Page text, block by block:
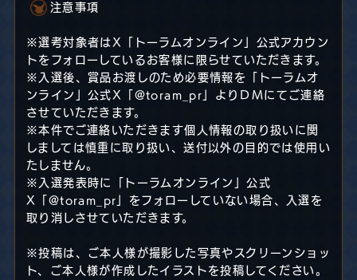
注意事項
※選考対象者はX「トーラムオンライン」公式アカウン
トをフォローしているお客様に限らせていただきます。
※入選後、賞品お渡しのため必要情報を「トーラムオ
ンライン」公式X「@toram_pr」よりＤＭにてご連絡
させていただきます。
※本件でご連絡いただきます個人情報の取り扱いに関
しましては慎重に取り扱い、送付以外の目的では使用い
たしません。
※入選発表時に「トーラムオンライン」公式
X「@toram_pr」をフォローしていない場合、入選を
取り消しさせていただきます。
※投稿は、ご本人様が撮影した写真やスクリーンショッ
ト、ご本人様が作成したイラストを投稿してください。